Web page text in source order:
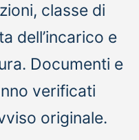
classe di
dell’incarico e
Documenti e
verificati
originale.